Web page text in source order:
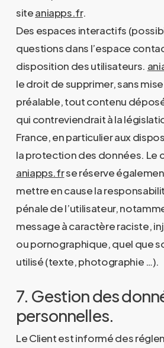
siteaniapps.fr.
Des espaces interactifs
questions dans l’espace
disposition des utilisateurs.
le droit de supprimer, sans
préalable, tout contenu
qui contreviendrait à la
France, en particulier aux
la protection des données. Le
aniapps.frse réserve
mettre en cause la
pénale de l’utilisateur,
message à caractère raciste,
ou pornographique, quel que
utilisé (texte, photographie …).
7. Gestion des
personnelles.
Le Client est informé des